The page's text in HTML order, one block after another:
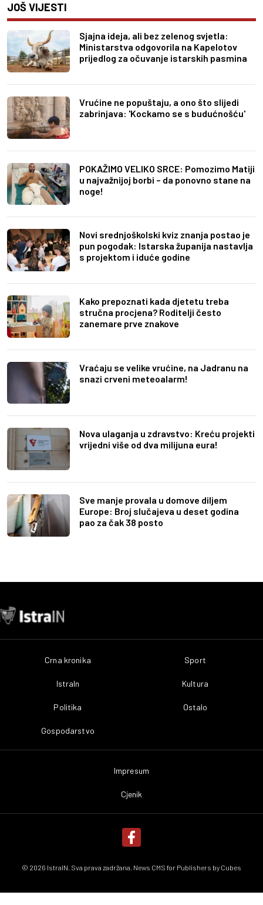
JOŠ VIJESTI
Sjajna ideja, ali bez zelenog svjetla:
Ministarstva odgovorila na Kapelotov
prijedlog za očuvanje istarskih pasmina
Vrućine ne popuštaju, a ono što slijedi
zabrinjava: 'Kockamo se s budućnošću'
POKAŽIMO VELIKO SRCE: Pomozimo Matiji
u najvažnijoj borbi – da ponovno stane na
noge!
Novi srednjoškolski kviz znanja postao je
pun pogodak: Istarska županija nastavlja
s projektom i iduće godine
Kako prepoznati kada djetetu treba
stručna procjena? Roditelji često
zanemare prve znakove
Vraćaju se velike vrućine, na Jadranu na
snazi crveni meteoalarm!
Nova ulaganja u zdravstvo: Kreću projekti
vrijedni više od dva milijuna eura!
Sve manje provala u domove diljem
Europe: Broj slučajeva u deset godina
pao za čak 38 posto
Crna kronika
IstraIn
Politika
Gospodarstvo
Sport
Kultura
Ostalo
Impresum
Cjenik
© 2026 IstraIN. Sva prava zadržana. News CMS for Publishers by Cubes